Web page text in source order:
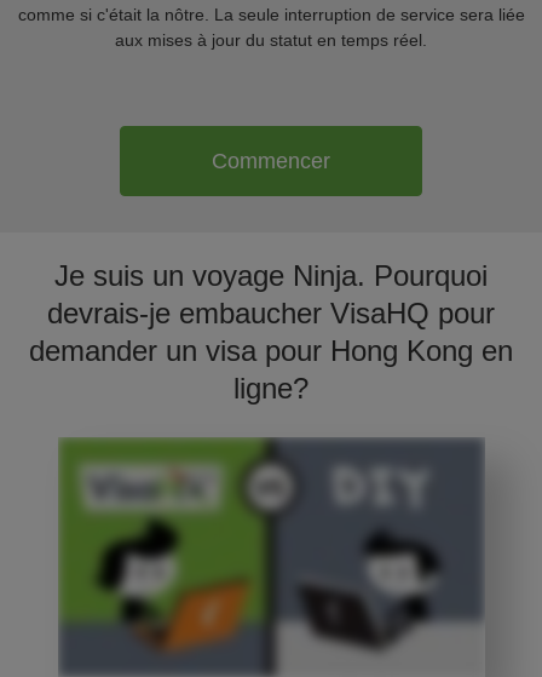
comme si c'était la nôtre. La seule interruption de service sera liée
aux mises à jour du statut en temps réel.
Commencer
Je suis un voyage Ninja. Pourquoi
devrais-je embaucher VisaHQ pour
demander un visa pour Hong Kong en
ligne?